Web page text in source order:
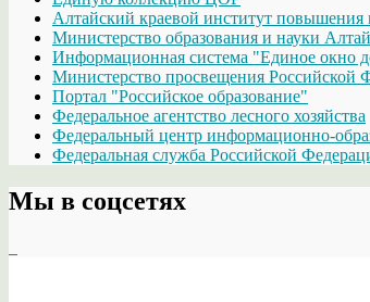
Алтайский краевой институт повышения
Министерство образования и науки
Информационная система "Единое окно
Министерство просвещения Российской
Портал "Российское образование"
Федеральное агентство лесного хозяйства
Федеральный центр информационно-
Федеральная служба Российской
Мы в соцсетях